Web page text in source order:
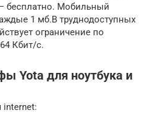
бесплатно. Мобильный
1 мб.В труднодоступных
ограничение по
Кбит/с.
Yota для ноутбука и
internet: